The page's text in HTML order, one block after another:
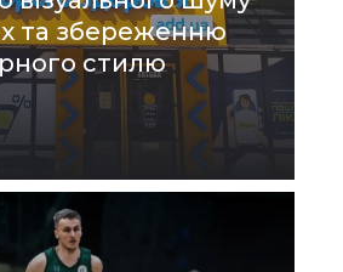
та збереженню
стилю